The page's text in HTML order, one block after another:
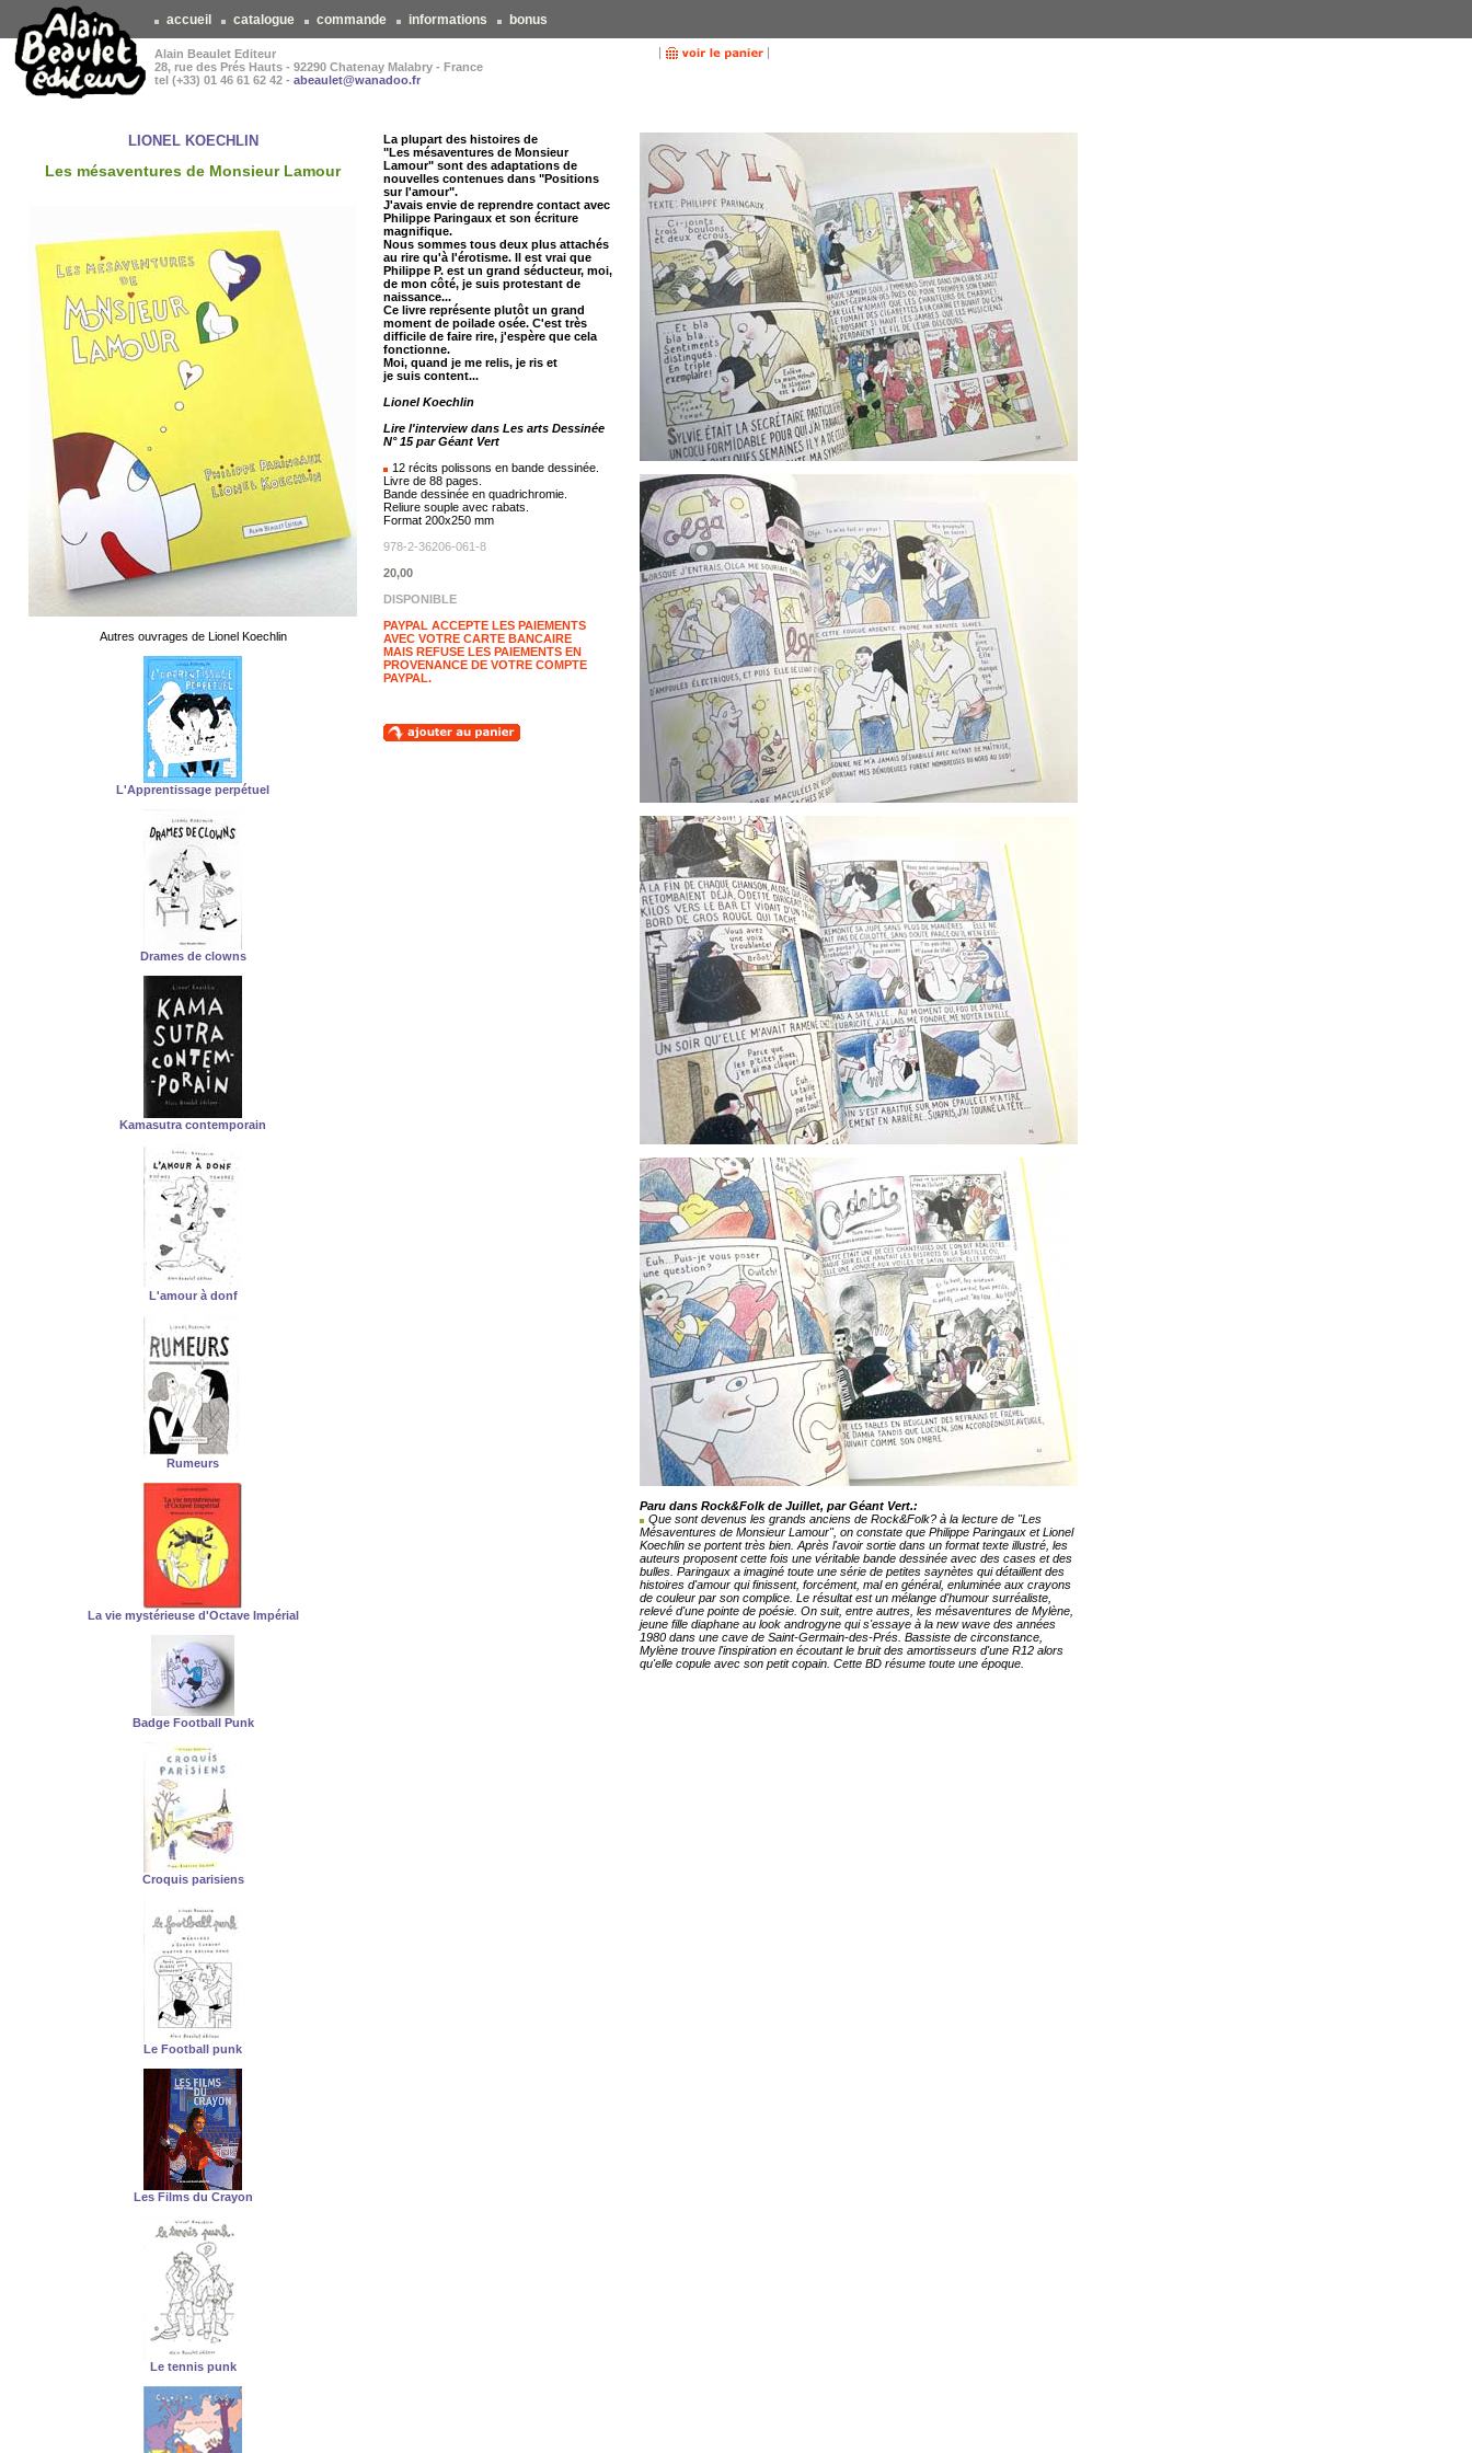
accueil catalogue commande informations bonus
Alain Beaulet Editeur
28, rue des Prés Hauts - 92290 Chatenay Malabry - France
tel (+33) 01 46 61 62 42 - abeaulet@wanadoo.fr
LIONEL KOECHLIN
Les mésaventures de Monsieur Lamour
Autres ouvrages de Lionel Koechlin
L'Apprentissage perpétuel
Drames de clowns
Kamasutra contemporain
L'amour à donf
Rumeurs
La vie mystérieuse d'Octave Impérial
Badge Football Punk
Croquis parisiens
Le Football punk
Les Films du Crayon
Le tennis punk
La plupart des histoires de
"Les mésaventures de Monsieur
Lamour" sont des adaptations de
nouvelles contenues dans "Positions
sur l'amour".
J'avais envie de reprendre contact avec
Philippe Paringaux et son écriture
magnifique.
Nous sommes tous deux plus attachés
au rire qu'à l'érotisme. Il est vrai que
Philippe P. est un grand séducteur, moi,
de mon côté, je suis protestant de
naissance...
Ce livre représente plutôt un grand
moment de poilade osée. C'est très
difficile de faire rire, j'espère que cela
fonctionne.
Moi, quand je me relis, je ris et
je suis content...
Lionel Koechlin
Lire l'interview dans Les arts Dessinée
N° 15 par Géant Vert
12 récits polissons en bande dessinée.
Livre de 88 pages.
Bande dessinée en quadrichromie.
Reliure souple avec rabats.
Format 200x250 mm
978-2-36206-061-8
20,00
DISPONIBLE
PAYPAL ACCEPTE LES PAIEMENTS
AVEC VOTRE CARTE BANCAIRE
MAIS REFUSE LES PAIEMENTS EN
PROVENANCE DE VOTRE COMPTE
PAYPAL.
Paru dans Rock&Folk de Juillet, par Géant Vert.:
Que sont devenus les grands anciens de Rock&Folk? à la lecture de "Les
Mésaventures de Monsieur Lamour", on constate que Philippe Paringaux et Lionel
Koechlin se portent très bien. Après l'avoir sortie dans un format texte illustré, les
auteurs proposent cette fois une véritable bande dessinée avec des cases et des
bulles. Paringaux a imaginé toute une série de petites saynètes qui détaillent des
histoires d'amour qui finissent, forcément, mal en général, enluminée aux crayons
de couleur par son complice. Le résultat est un mélange d'humour surréaliste,
relevé d'une pointe de poésie. On suit, entre autres, les mésaventures de Mylène,
jeune fille diaphane au look androgyne qui s'essaye à la new wave des années
1980 dans une cave de Saint-Germain-des-Prés. Bassiste de circonstance,
Mylène trouve l'inspiration en écoutant le bruit des amortisseurs d'une R12 alors
qu'elle copule avec son petit copain. Cette BD résume toute une époque.